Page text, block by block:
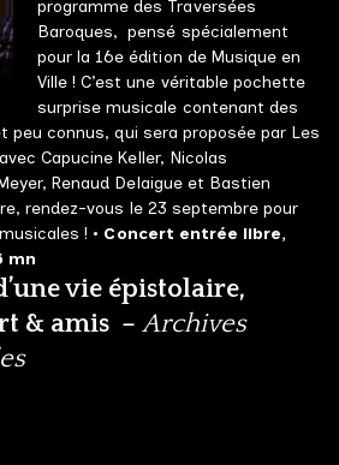
programme des Traversées
Baroques, pensé spécialement
pour la 16e édition de Musique en
Ville ! C’est une véritable pochette
surprise musicale contenant des
peu connus, qui sera proposée par Les
Capucine Keller, Nicolas
Renaud Delaigue et Bastien
rendez-vous le 23 septembre pour
! • Concert entrée libre,
mn
vie épistolaire,
& amis –Archives